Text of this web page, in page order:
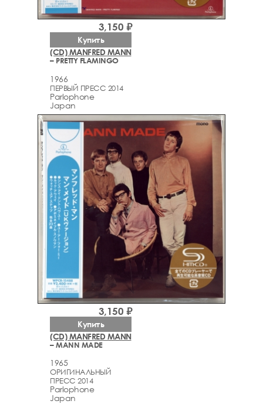
(CD) MANFRED MANN
– PRETTY FLAMINGO
1966
ПЕРВЫЙ ПРЕСС 2014
Parlophone
Japan
3,150 ₽
Купить
(CD) MANFRED MANN
– MANN MADE
1965
ОРИГИНАЛЬНЫЙ
ПРЕСС 2014
Parlophone
Japan
3,150 ₽
Купить